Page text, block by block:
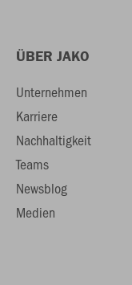
ÜBER JAKO
Unternehmen
Karriere
Nachhaltigkeit
Teams
Newsblog
Medien